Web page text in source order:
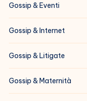
Gossip & Eventi
Gossip & Internet
Gossip & Litigate
Gossip & Maternità